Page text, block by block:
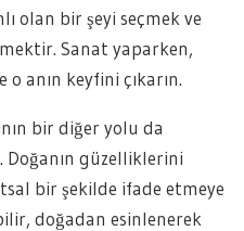
olan bir şeyi seçmek ve
Sanat yaparken,
anın keyfini çıkarın.
bir diğer yolu da
güzelliklerini
bir şekilde ifade etmeye
doğadan esinlenerek